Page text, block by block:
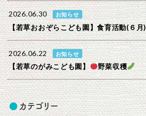
2026.06.30 お知らせ
【若草おおぞらこども園】食育活動(６月)
2026.06.22 お知らせ
【若草のがみこども園】 野菜収穫
カテゴリー